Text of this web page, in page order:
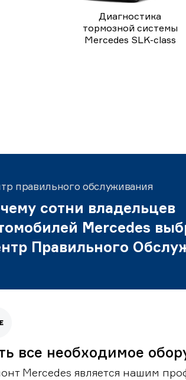
Диагностика
тормозной системы
Mercedes SLK-class
правильного обслуживания
сотни владельцев
Mercedes
Правильного
все необходимое
Mercedes является нашим